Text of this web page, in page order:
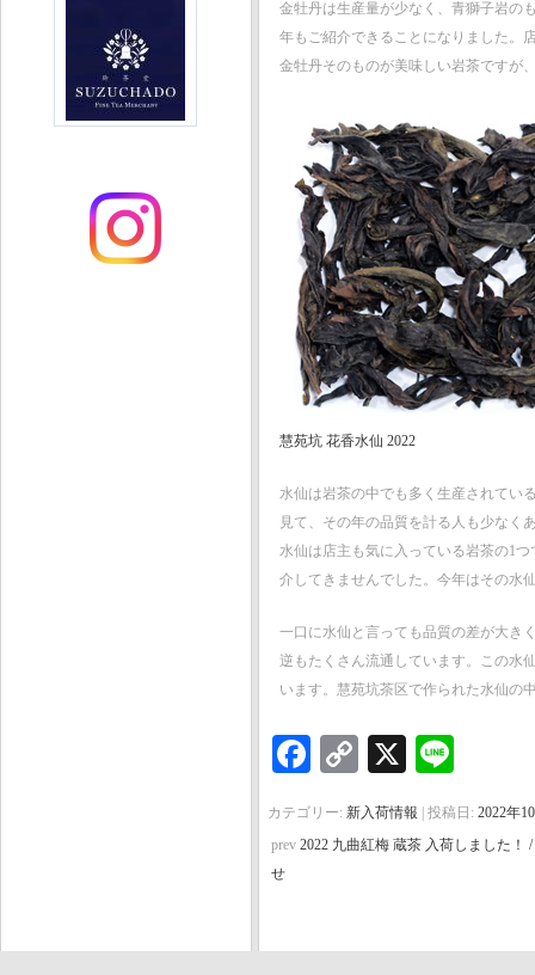
金牡丹は生産量が少なく、青獅子岩の
年もご紹介できることになりました。
金牡丹そのものが美味しい岩茶ですが
慧苑坑 花香水仙 2022
水仙は岩茶の中でも多く生産されてい
見て、その年の品質を計る人も少なく
水仙は店主も気に入っている岩茶の1
介してきませんでした。今年はその水
一口に水仙と言っても品質の差が大き
逆もたくさん流通しています。この水
います。慧苑坑茶区で作られた水仙の
Facebook
Copy
X
カテゴリー: 新入荷情報 | 投稿日: 2022年
prev 2022 九曲紅梅 蔵茶 入荷しました！
せ